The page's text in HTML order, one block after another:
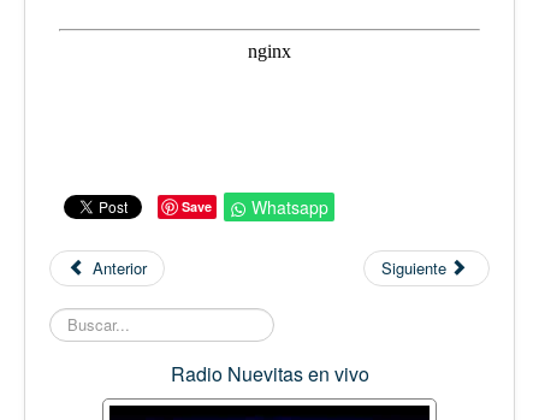
Save Whatsapp
Anterior Siguiente
Buscar...
Radio Nuevitas en vivo